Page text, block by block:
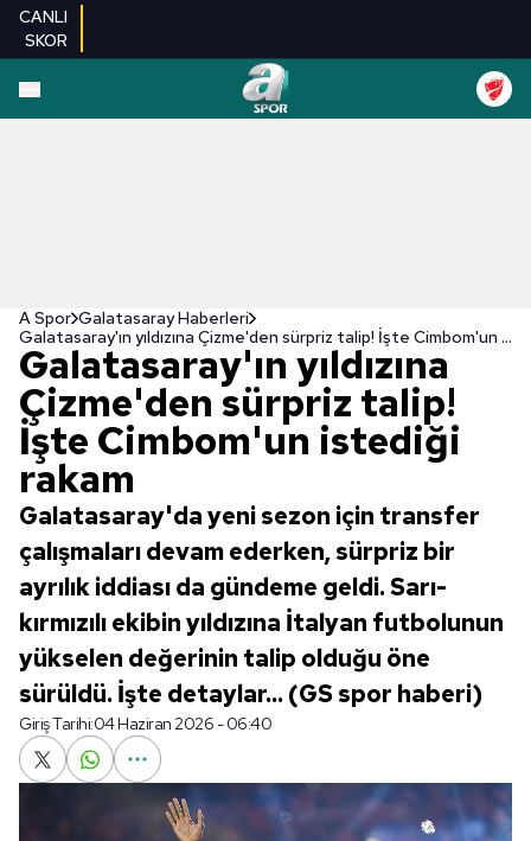
CANLI
SKOR
A Spor Galatasaray Haberleri
Galatasaray'ın yıldızına Çizme'den sürpriz talip! İşte Cimbom'un istediği rakam
Galatasaray'ın yıldızına
Çizme'den sürpriz talip!
İşte Cimbom'un istediği
rakam
Galatasaray'da yeni sezon için transfer
çalışmaları devam ederken, sürpriz bir
ayrılık iddiası da gündeme geldi. Sarı-
kırmızılı ekibin yıldızına İtalyan futbolunun
yükselen değerinin talip olduğu öne
sürüldü. İşte detaylar... (GS spor haberi)
Giriş Tarihi:04 Haziran 2026 - 06:40